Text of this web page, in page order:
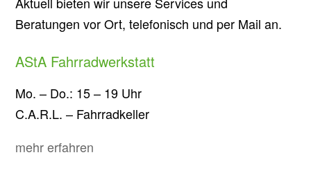
Beratungen vor Ort, telefonisch und per Mail an.
AStA Fahrradwerkstatt
Mo. – Do.: 15 – 19 Uhr
C.A.R.L. – Fahrradkeller
mehr erfahren